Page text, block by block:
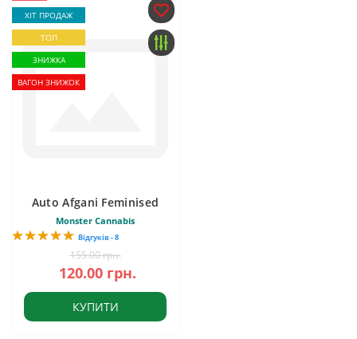
ХІТ ПРОДАЖ
ТОП
ЗНИЖКА
ВАГОН ЗНИЖОК
Auto Afgani Feminised
Monster Cannabis
Відгуків - 8
155.00 грн.
120.00 грн.
КУПИТИ